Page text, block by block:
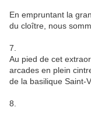
En empruntant la
du cloître, nous
7.
Au pied de cet
arcades en plein
de la basilique Saint-
8.